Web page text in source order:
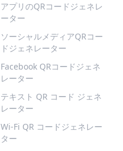
アプリのQRコードジェネレ
ーター
ソーシャルメディアQRコー
ドジェネレーター
Facebook QRコードジェネ
レーター
テキスト QR コード ジェネ
レーター
Wi-Fi QR コードジェネレー
ター